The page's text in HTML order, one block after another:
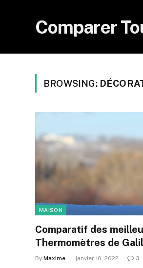
Comparer
BROWSING:
MAISON
Comparatif des
Thermomètres de
By Maxime janvier 10, 2022 3